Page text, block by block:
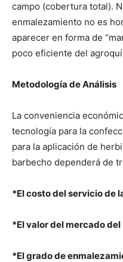
campo (cobertura total).
enmalezamiento no es
aparecer en forma de
poco eficiente del
Metodología de Análisis
La conveniencia
tecnología para la
para la aplicación de
barbecho dependerá de
*El costo del servicio de
*El valor del mercado
*El grado de